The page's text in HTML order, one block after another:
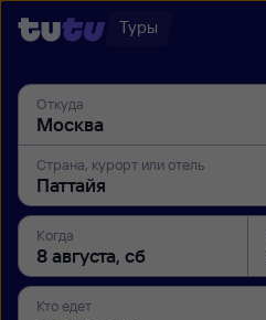
Туры
Откуда
Страна, курорт или отель
Когда
Кто едет